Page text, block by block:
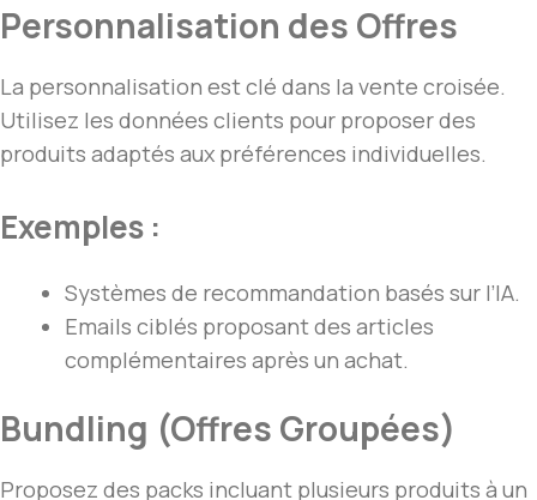
Personnalisation des Offres
La personnalisation est clé dans la vente croisée.
Utilisez les données clients pour proposer des
produits adaptés aux préférences individuelles.
Exemples :
Systèmes de recommandation basés sur l’IA.
Emails ciblés proposant des articles
complémentaires après un achat.
Bundling (Offres Groupées)
Proposez des packs incluant plusieurs produits à un